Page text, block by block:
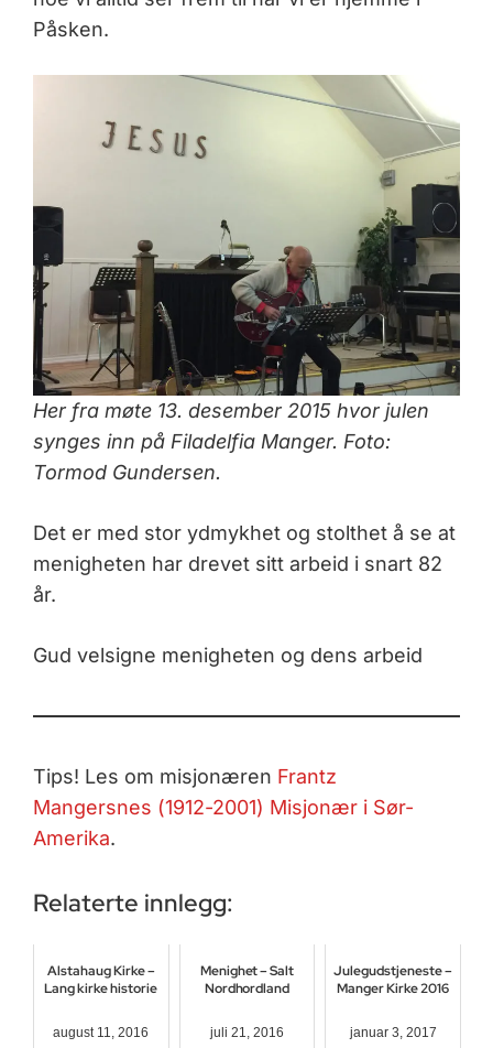
Påsken.
Her fra møte 13. desember 2015 hvor julen
synges inn på Filadelfia Manger. Foto:
Tormod Gundersen.
Det er med stor ydmykhet og stolthet å se at
menigheten har drevet sitt arbeid i snart 82
år.
Gud velsigne menigheten og dens arbeid
Tips! Les om misjonæren Frantz
Mangersnes (1912-2001) Misjonær i Sør-
Amerika.
Relaterte innlegg:
Alstahaug Kirke –
Lang kirke historie
august 11, 2016
Menighet – Salt
Nordhordland
juli 21, 2016
Julegudstjeneste –
Manger Kirke 2016
januar 3, 2017